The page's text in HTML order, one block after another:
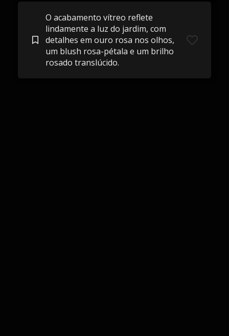
O acabamento vítreo reflete
lindamente a luz do jardim, com
detalhes em ouro rosa nos olhos,
um blush rosa-pétala e um brilho
rosado translúcido.